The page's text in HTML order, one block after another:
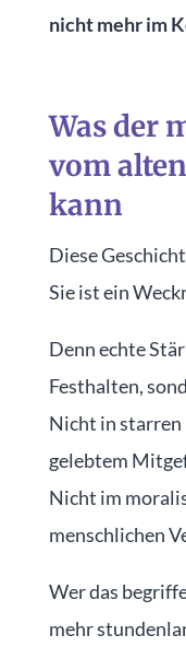
nicht mehr im
Was der
vom
kann
Diese
Sie ist ein
Denn echte
Festhalten,
Nicht in starren
gelebtem
Nicht im
menschlichen
Wer das
mehr